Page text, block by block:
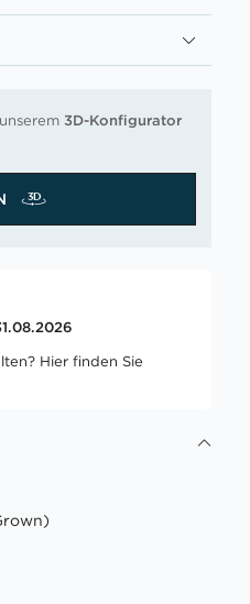
3D-Konfigurator
Hier finden Sie